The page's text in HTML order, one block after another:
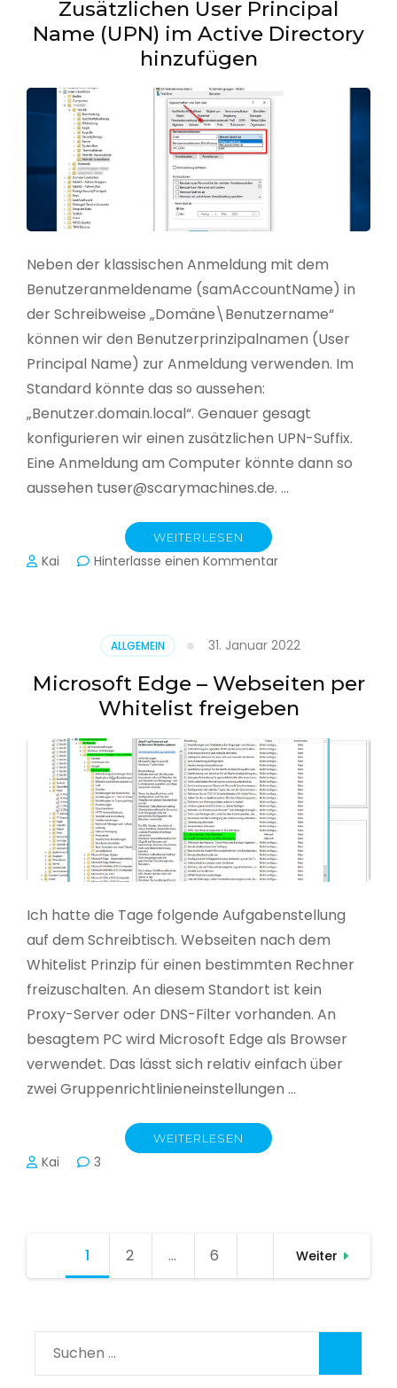
Zusätzlichen User Principal
Name (UPN) im Active Directory
hinzufügen
Neben der klassischen Anmeldung mit dem
Benutzeranmeldename (samAccountName) in
der Schreibweise „Domäne\Benutzername“
können wir den Benutzerprinzipalnamen (User
Principal Name) zur Anmeldung verwenden. Im
Standard könnte das so aussehen:
„Benutzer.domain.local“. Genauer gesagt
konfigurieren wir einen zusätzlichen UPN-Suffix.
Eine Anmeldung am Computer könnte dann so
aussehen tuser@scarymachines.de. …
WEITERLESEN
Kai Hinterlasse einen Kommentarzu
(UPN)
im
Active
Directory
ALLGEMEIN 31. Januar 2022
Microsoft Edge – Webseiten per
Whitelist freigeben
Ich hatte die Tage folgende Aufgabenstellung
auf dem Schreibtisch. Webseiten nach dem
Whitelist Prinzip für einen bestimmten Rechner
freizuschalten. An diesem Standort ist kein
Proxy-Server oder DNS-Filter vorhanden. An
besagtem PC wird Microsoft Edge als Browser
verwendet. Das lässt sich relativ einfach über
zwei Gruppenrichtlinieneinstellungen …
WEITERLESEN
Kai 3
Seitennummerierung
1 Seite
2 … Seite
6 Weiter
Suchen
nach: